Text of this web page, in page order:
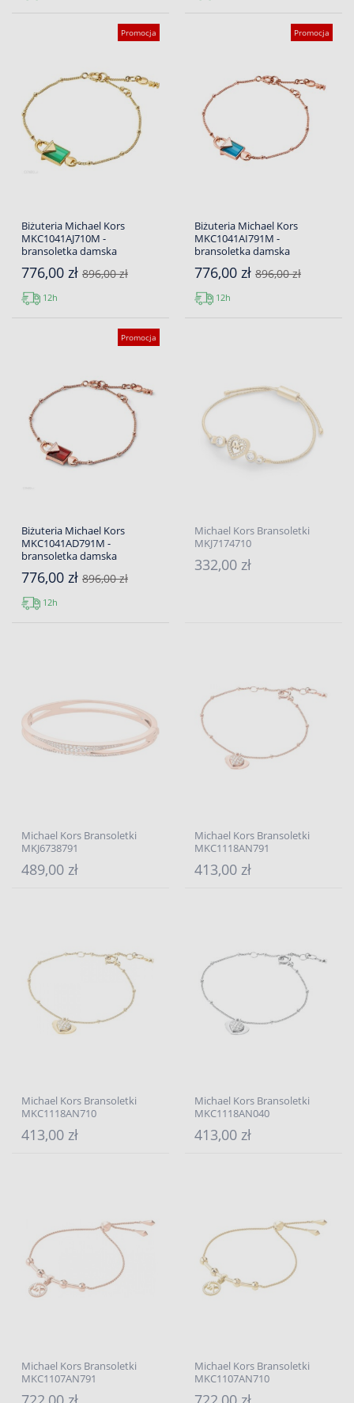
Promocja
Biżuteria Michael Kors
MKC1041AJ710M -
bransoletka damska
776,00 zł 896,00 zł
12h
Promocja
Biżuteria Michael Kors
MKC1041AI791M -
bransoletka damska
776,00 zł 896,00 zł
12h
Promocja
Biżuteria Michael Kors
MKC1041AD791M -
bransoletka damska
776,00 zł 896,00 zł
12h
Michael Kors Bransoletki
MKJ7174710
332,00 zł
Michael Kors Bransoletki
MKJ6738791
489,00 zł
Michael Kors Bransoletki
MKC1118AN791
413,00 zł
Michael Kors Bransoletki
MKC1118AN710
413,00 zł
Michael Kors Bransoletki
MKC1118AN040
413,00 zł
Michael Kors Bransoletki
MKC1107AN791
Michael Kors Bransoletki
MKC1107AN710